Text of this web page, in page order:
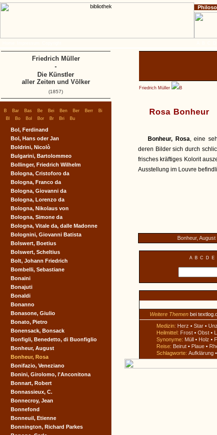
Friedrich Müller B
Rosa Bonheur
Bonheur, Rosa, eine
deren Bilder sich durch
frisches kräftiges Kolorit
Ausstellung im Louvre
Bonheur, August
A B C D E
Weitere Themen bei
Medizin: Herz • Star •
Heilmittel: Frost • Obst •
Synonyme: Müll • Holz •
Reise: Beirut • Plaue •
Schlagworte: Aufklärung
B Bar Bas Be Bei Ben Ber Berr Bi
Bl Bo Bol Bor Br Bri Bu
Bol, Ferdinand
Bol, Hans oder Jan
Boldrini, Nicolò
Bulgarini, Bartolommeo
Bollinger, Friedrich Wilhelm
Bologna, Cristoforo da
Bologna, Franco da
Bologna, Giovanni da
Bologna, Lorenzo da
Bologna, Nikolaus von
Bologna, Simone da
Bologna, Vitale da, dalle Madonne
Bolognini, Giovanni Batista
Bolswert, Boetius
Bolswert, Scheltius
Bolt, Johann Friedrich
Bombelli, Sebastiane
Bonaini
Bonajuti
Bonaldi
Bonanno
Bonasone, Giulio
Bonato, Pietro
Bonensack, Bonsack
Bonfigli, Benedetto, di Buonfiglio
Bonheur, August
Bonheur, Rosa
Bonifazio, Veneziano
Bonini, Girolomo, l'Anconitona
Bonnart, Robert
Bonnassieux, C.
Bonnecroy, Jean
Bonnefond
Bonneuil, Etienne
Bonnington, Richard Parkes
Friedrich Müller
-
Die Künstler
aller Zeiten und Völker
(1857)